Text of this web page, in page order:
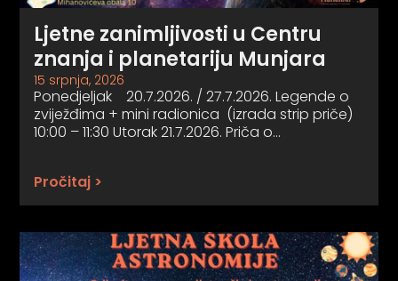
Ljetne zanimljivosti u Centru
znanja i planetariju Munjara
15 srpnja, 2026
Ponedjeljak 20.7.2026. / 27.7.2026. Legende o
zviježđima + mini radionica (izrada strip priče)
10:00 – 11:30 Utorak 21.7.2026. Priča o…
Pročitaj >